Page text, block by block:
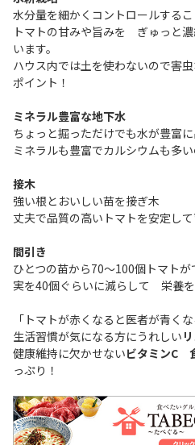
水分量を細かくコントロールする
トマトの甘みや旨みを ぎゅっと
います。
ハウス内では土を使わないので害
ポイント！
ミネラル豊富な地下水
ちょっと掘っただけでも水が豊富に
ミネラルも豊富でカルシウムも多い
接木
強い根とおいしい苗を接ぎ木
丈夫で品質の高いトマトを安定して
間引き
ひとつの苗から70～100個トマトが
実を40個ぐらいに減らして 栄養を
「トマトが赤くなると医者が青く
生活習慣が気になる方にうれしい
健康維持に欠かせないビタミンC
っぷり！